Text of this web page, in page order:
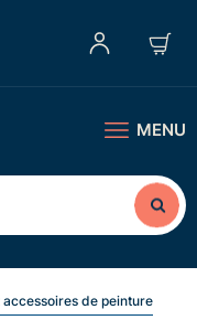
MENU
de peinture